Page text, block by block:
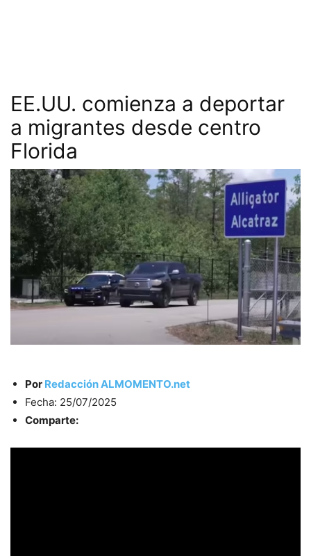
EE.UU. comienza a deportar
a migrantes desde centro
Florida
Por Redacción ALMOMENTO.net
Fecha: 25/07/2025
Comparte: